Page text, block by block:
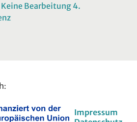
Bearbeitung 4.
Impressum